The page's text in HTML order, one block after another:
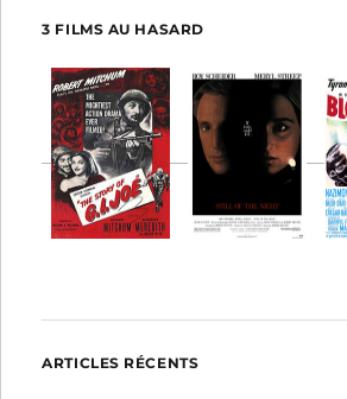
3 FILMS AU HASARD
ARTICLES RÉCENTS